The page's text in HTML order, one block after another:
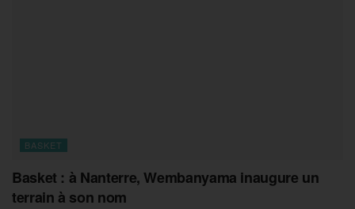
BASKET
Basket : à Nanterre, Wembanyama inaugure un
terrain à son nom